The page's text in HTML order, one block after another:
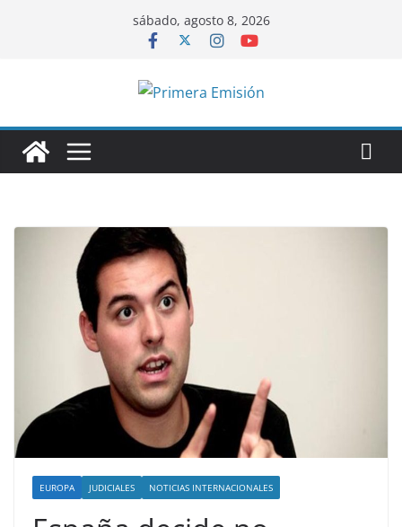
sábado, agosto 8, 2026
EUROPA JUDICIALES NOTICIAS INTERNACIONALES